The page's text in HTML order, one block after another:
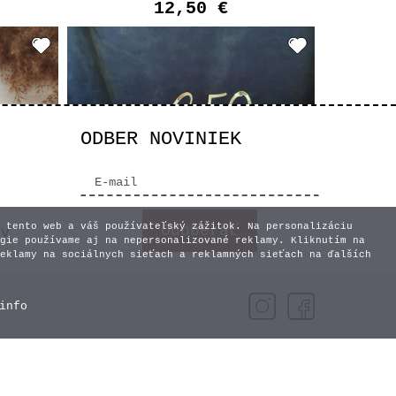
12,50 €
Vyberte variant
Zrkadlový zápich - Všetko
12,50 €
ODBER NOVINIEK
tento web a váš používateľský zážitok. Na personalizáciu
používame aj na nepersonalizované reklamy. Kliknutím na
na sociálnych sieťach a reklamných sieťach na ďalších